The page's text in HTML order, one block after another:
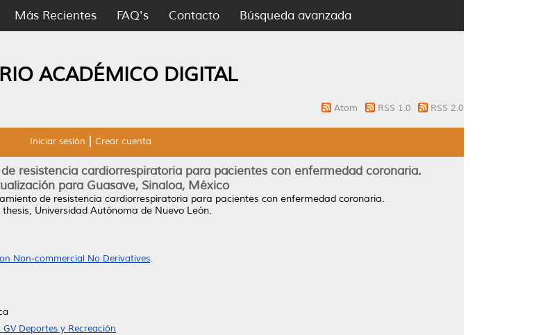
Más Recientes FAQ's Contacto Búsqueda avanzada
ACADÉMICO DIGITAL
Atom RSS 1.0 RSS 2.0
Iniciar sesión Crear cuenta
resistencia cardiorrespiratoria para pacientes con enfermedad coronaria.
para Guasave, Sinaloa, México
de resistencia cardiorrespiratoria para pacientes con enfermedad coronaria.
Universidad Autónoma de Nuevo León.
Non-commercial No Derivatives.
Deportes y Recreación